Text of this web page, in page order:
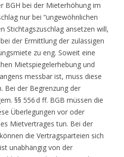
BGH bei der Mieterhöhung im
nur bei “ungewöhnlichen
Stichtagszuschlag ansetzen will,
der Ermittlung der zulässigen
zu eng. Soweit eine
Mietspiegelerhebung und
messbar ist, muss diese
Bei der Begrenzung der
§§ 556 d ff. BGB müssen die
Überlegungen vor oder
Mietvertrages tun. Bei der
die Vertragsparteien sich
unabhängig von der